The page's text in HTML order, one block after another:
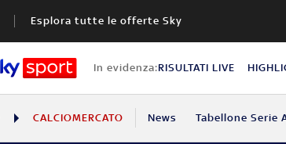
Esplora tutte le offerte Sky
In evidenza:RISULTATI LIVE
CALCIOMERCATO News Tabellone Serie